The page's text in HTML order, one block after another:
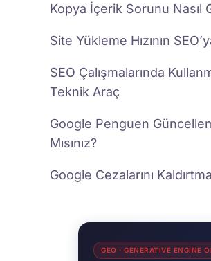
Kopya İçerik Sorunu Nasıl
Site Yükleme Hızının
SEO Çalışmalarında
Teknik Araç
Google Penguen
Mısınız?
Google Cezalarını
GEO · GENERATIVE ENGINE